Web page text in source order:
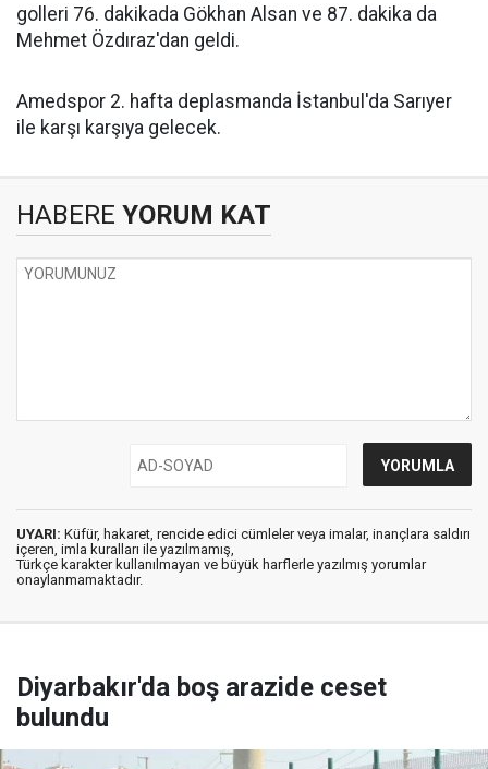
golleri 76. dakikada Gökhan Alsan ve 87. dakika da
Mehmet Özdıraz'dan geldi.
Amedspor 2. hafta deplasmanda İstanbul'da Sarıyer
ile karşı karşıya gelecek.
HABERE YORUM KAT
UYARI: Küfür, hakaret, rencide edici cümleler veya imalar, inançlara saldırı
içeren, imla kuralları ile yazılmamış,
Türkçe karakter kullanılmayan ve büyük harflerle yazılmış yorumlar
onaylanmamaktadır.
Diyarbakır'da boş arazide ceset
bulundu